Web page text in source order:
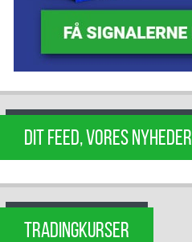
DIT FEED, VORES NYHEDER
TRADINGKURSER